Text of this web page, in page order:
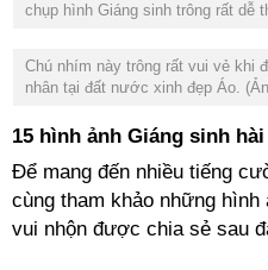
chụp hình Giáng sinh trông rất dễ
Chú nhím này trông rất vui vẻ khi
nhân tại đất nước xinh đẹp Áo.
15 hình ảnh Giáng sinh
Để mang đến nhiều tiếng
cùng tham khảo những
vui nhộn được chia sẻ sau